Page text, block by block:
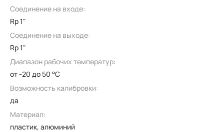
Соединение на входе:
Rp 1"
Соединение на выходе:
Rp 1"
Диапазон рабочих температур:
от -20 до 50 °C
Возможность калибровки:
да
Материал:
пластик, алюминий